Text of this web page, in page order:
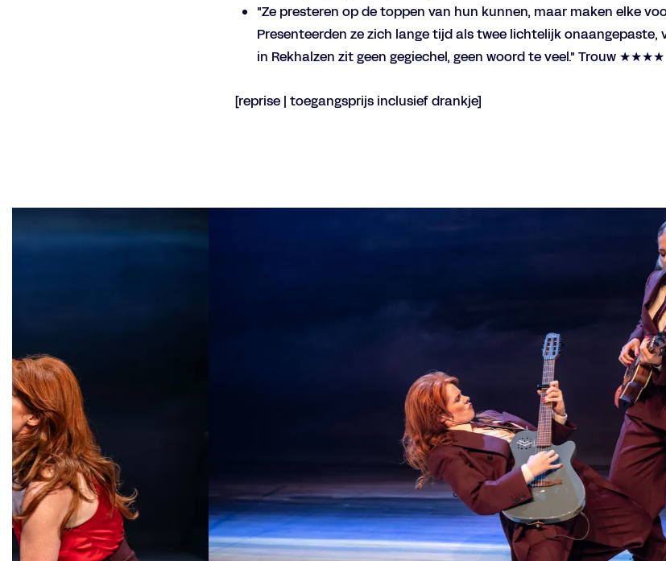
"Ze presteren op de toppen van hun kunnen, maar maken elke
Presenteerden ze zich lange tijd als twee lichtelijk onaangepaste,
in Rekhalzen zit geen gegiechel, geen woord te veel." Trouw ★★★★
[reprise | toegangsprijs inclusief drankje]